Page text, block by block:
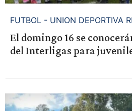
FUTBOL - UNION DEPORTIVA
El domingo 16 se
del Interligas para